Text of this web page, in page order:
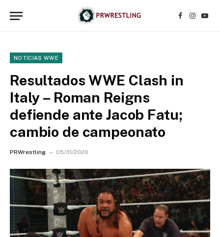
Facebook
NOTICIAS WWE
Resultados WWE Clash in
Italy – Roman Reigns
defiende ante Jacob Fatu;
cambio de campeonato
PRWrestling 05/31/2026